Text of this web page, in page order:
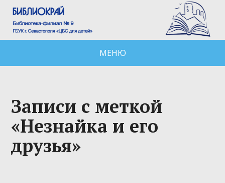
МЕНЮ
Записи с меткой
«Незнайка и его
друзья»